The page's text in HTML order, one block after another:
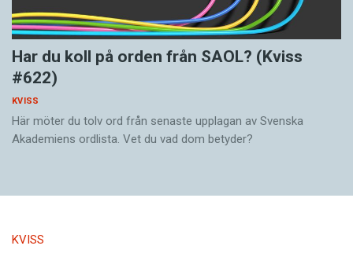
Har du koll på orden från SAOL? (Kviss
#622)
KVISS
Här möter du tolv ord från senaste upplagan av Svenska
Akademiens ordlista. Vet du vad dom betyder?
KVISS